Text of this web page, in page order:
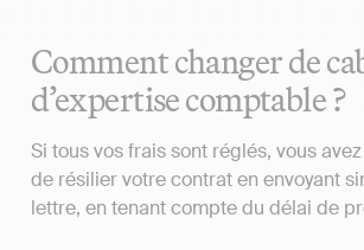
Comment changer de
d’expertise comptable ?
Si tous vos frais sont réglés, vous
de résilier votre contrat en envoyant
lettre, en tenant compte du délai de